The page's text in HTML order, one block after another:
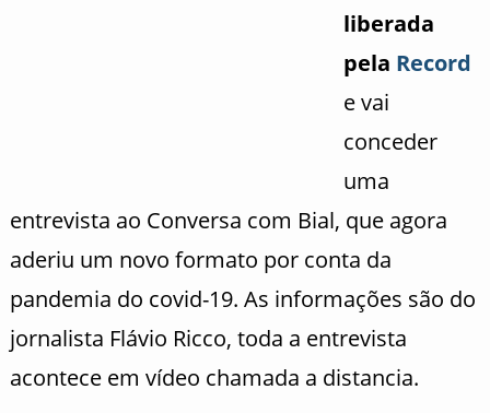
liberada
pela Record
e vai
conceder
uma
entrevista ao Conversa com Bial, que agora
aderiu um novo formato por conta da
pandemia do covid-19. As informações são do
jornalista Flávio Ricco, toda a entrevista
acontece em vídeo chamada a distancia.